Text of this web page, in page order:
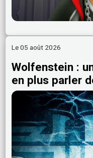
Le 05 août 2026
Wolfenstein :
en plus parler